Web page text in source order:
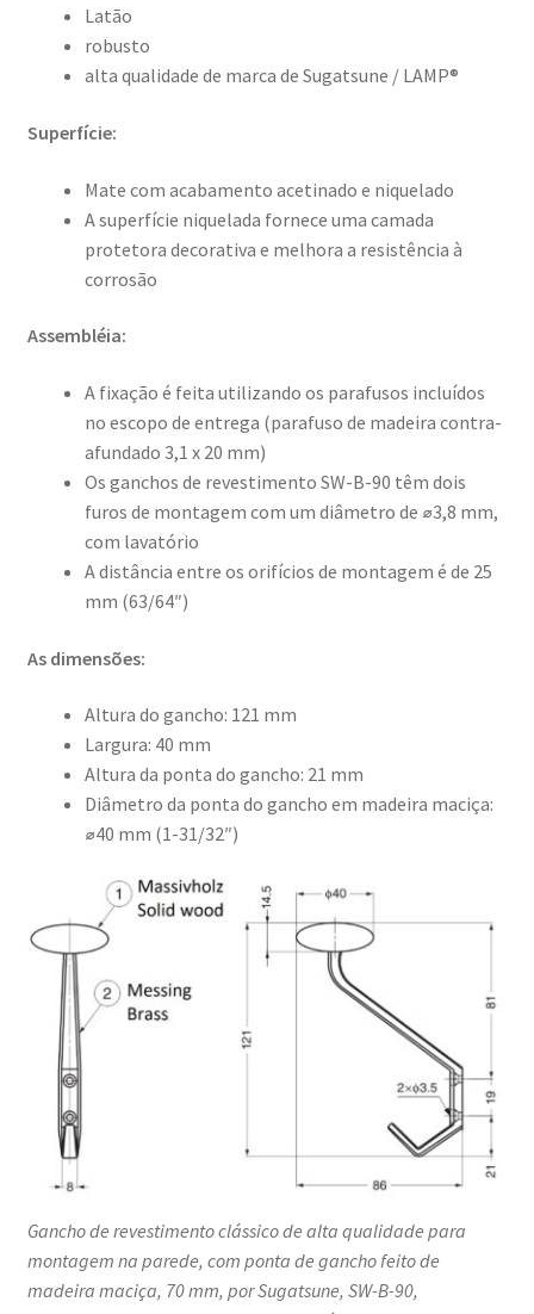
Latão
robusto
alta qualidade de marca de Sugatsune / LAMP®
Superfície:
Mate com acabamento acetinado e niquelado
A superfície niquelada fornece uma camada
protetora decorativa e melhora a resistência à
corrosão
Assembléia:
A fixação é feita utilizando os parafusos incluídos
no escopo de entrega (parafuso de madeira contra-
afundado 3,1 x 20 mm)
Os ganchos de revestimento SW-B-90 têm dois
furos de montagem com um diâmetro de ⌀3,8 mm,
com lavatório
A distância entre os orifícios de montagem é de 25
mm (63/64″)
As dimensões:
Altura do gancho: 121 mm
Largura: 40 mm
Altura da ponta do gancho: 21 mm
Diâmetro da ponta do gancho em madeira maciça:
⌀40 mm (1-31/32″)
Gancho de revestimento clássico de alta qualidade para
montagem na parede, com ponta de gancho feito de
madeira maciça, 70 mm, por Sugatsune, SW-B-90,